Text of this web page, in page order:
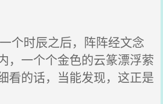
个时辰之后，阵阵经文念
，一个个金色的云篆漂浮萦
看的话，当能发现，这正是